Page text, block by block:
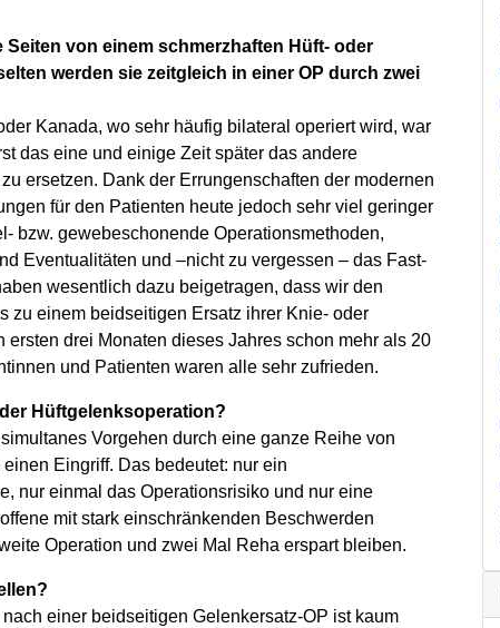
von einem schmerzhaften Hüft- oder
werden sie zeitgleich in einer OP durch zwei
Kanada, wo sehr häufig bilateral operiert wird, war
das eine und einige Zeit später das andere
ersetzen. Dank der Errungenschaften der modernen
für den Patienten heute jedoch sehr viel geringer
bzw. gewebeschonende Operationsmethoden,
Eventualitäten und –nicht zu vergessen – das Fast-
wesentlich dazu beigetragen, dass wir den
zu einem beidseitigen Ersatz ihrer Knie- oder
drei Monaten dieses Jahres schon mehr als 20
und Patienten waren alle sehr zufrieden.
Hüftgelenksoperation?
Vorgehen durch eine ganze Reihe von
Eingriff. Das bedeutet: nur ein
nur einmal das Operationsrisiko und nur eine
mit stark einschränkenden Beschwerden
Operation und zwei Mal Reha erspart bleiben.
einer beidseitigen Gelenkersatz-OP ist kaum